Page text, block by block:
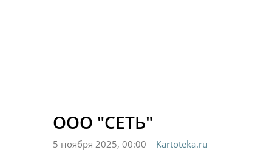
ООО "СЕТЬ"
5 ноября 2025, 00:00
Kartoteka.ru